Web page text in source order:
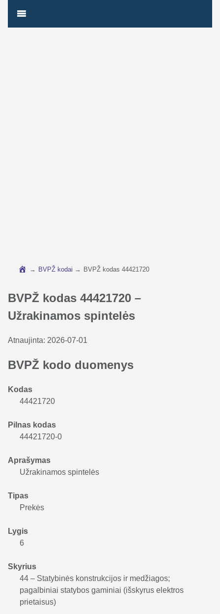
→ BVPŽ kodai → BVPŽ kodas 44421720
BVPŽ kodas 44421720 –
Užrakinamos spintelės
Atnaujinta: 2026-07-01
BVPŽ kodo duomenys
Kodas
44421720
Pilnas kodas
44421720-0
Aprašymas
Užrakinamos spintelės
Tipas
Prekės
Lygis
6
Skyrius
44 – Statybinės konstrukcijos ir medžiagos;
pagalbiniai statybos gaminiai (išskyrus elektros
prietaisus)